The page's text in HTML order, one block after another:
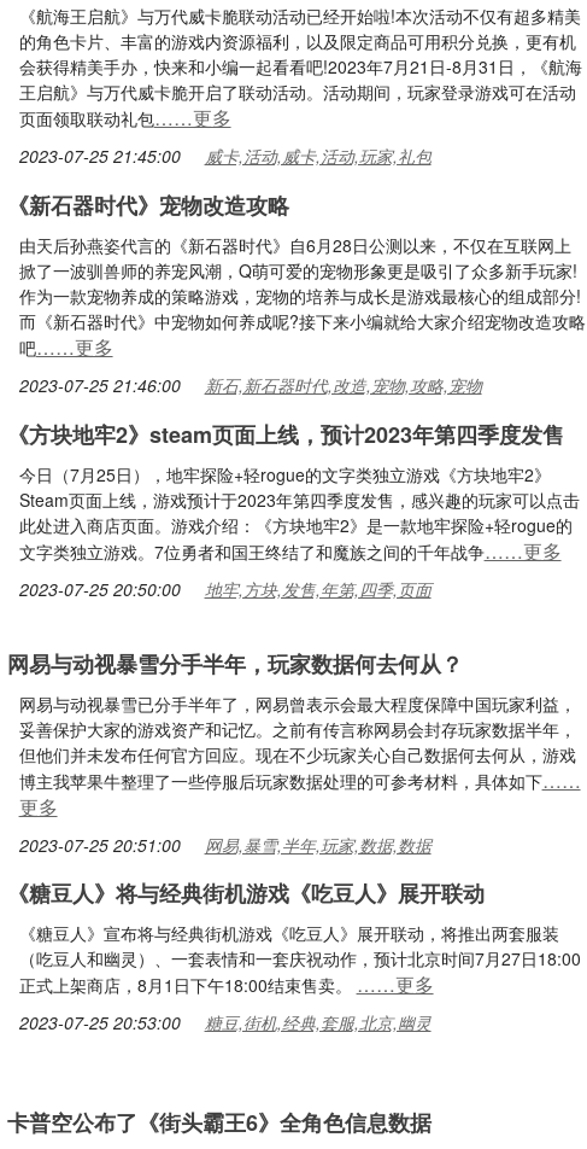
《航海王启航》与万代威卡脆联动活动已经开始啦!本次活动不仅有超多精美
的角色卡片、丰富的游戏内资源福利，以及限定商品可用积分兑换，更有机
会获得精美手办，快来和小编一起看看吧!2023年7月21日-8月31日，《航海
王启航》与万代威卡脆开启了联动活动。活动期间，玩家登录游戏可在活动
页面领取联动礼包……更多
2023-07-25 21:45:00 威卡,活动,威卡,活动,玩家,礼包
《新石器时代》宠物改造攻略
由天后孙燕姿代言的《新石器时代》自6月28日公测以来，不仅在互联网上
掀了一波驯兽师的养宠风潮，Q萌可爱的宠物形象更是吸引了众多新手玩家!
作为一款宠物养成的策略游戏，宠物的培养与成长是游戏最核心的组成部分!
而《新石器时代》中宠物如何养成呢?接下来小编就给大家介绍宠物改造攻略
吧……更多
2023-07-25 21:46:00 新石,新石器时代,改造,宠物,攻略,宠物
《方块地牢2》steam页面上线，预计2023年第四季度发售
今日（7月25日），地牢探险+轻rogue的文字类独立游戏《方块地牢2》
Steam页面上线，游戏预计于2023年第四季度发售，感兴趣的玩家可以点击
此处进入商店页面。游戏介绍：《方块地牢2》是一款地牢探险+轻rogue的
文字类独立游戏。7位勇者和国王终结了和魔族之间的千年战争……更多
2023-07-25 20:50:00 地牢,方块,发售,年第,四季,页面
网易与动视暴雪分手半年，玩家数据何去何从？
网易与动视暴雪已分手半年了，网易曾表示会最大程度保障中国玩家利益，
妥善保护大家的游戏资产和记忆。之前有传言称网易会封存玩家数据半年，
但他们并未发布任何官方回应。现在不少玩家关心自己数据何去何从，游戏
博主我苹果牛整理了一些停服后玩家数据处理的可参考材料，具体如下……
更多
2023-07-25 20:51:00 网易,暴雪,半年,玩家,数据,数据
《糖豆人》将与经典街机游戏《吃豆人》展开联动
《糖豆人》宣布将与经典街机游戏《吃豆人》展开联动，将推出两套服装
（吃豆人和幽灵）、一套表情和一套庆祝动作，预计北京时间7月27日18:00
正式上架商店，8月1日下午18:00结束售卖。 ……更多
2023-07-25 20:53:00 糖豆,街机,经典,套服,北京,幽灵
卡普空公布了《街头霸王6》全角色信息数据